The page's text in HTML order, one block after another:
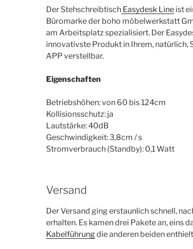
Der Stehschreibtisch Easydesk Line ist
Büromarke der boho möbelwerkstatt
am Arbeitsplatz spezialisiert. Der
innovativste Produkt in Ihrem, natürlich,
APP verstellbar.
Eigenschaften
Betriebshöhen: von 60 bis 124cm
Kollisionsschutz: ja
Lautstärke: 40dB
Geschwindigkeit: 3,8cm / s
Stromverbrauch (Standby): 0,1 Watt
Versand
Der Versand ging erstaunlich schnell,
erhalten. Es kamen drei Pakete an, eins
Kabelführungdie anderen beiden